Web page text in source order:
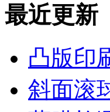
最近更新
凸版印
斜面滚